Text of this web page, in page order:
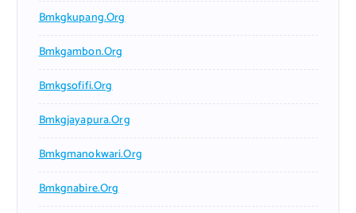
Bmkgkupang.org
Bmkgambon.org
Bmkgsofifi.org
Bmkgjayapura.org
Bmkgmanokwari.org
Bmkgnabire.org